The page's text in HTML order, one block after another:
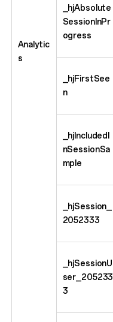
Analytic
s
_hjAbsolute
SessionInPr
ogress
_hjFirstSee
n
_hjIncludedI
nSessionSa
mple
_hjSession_
2052333
_hjSessionU
ser_205233
3